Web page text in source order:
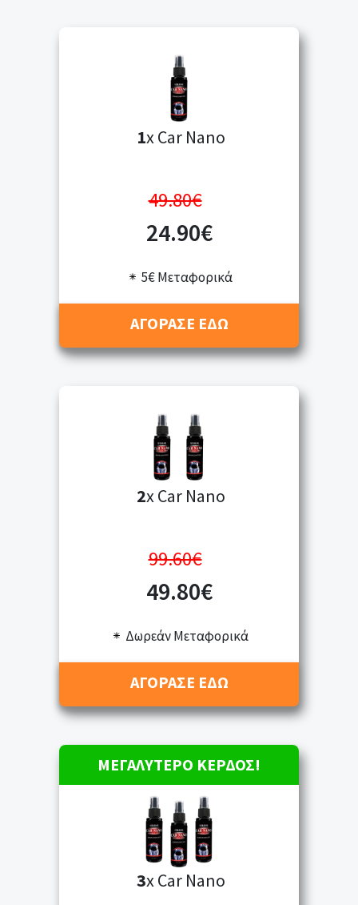
1x Car Nano
49.80€
24.90€
5€ Μεταφορικά
ΑΓΟΡΑΣΕ ΕΔΩ
2x Car Nano
99.60€
49.80€
Δωρεάν Μεταφορικά
ΑΓΟΡΑΣΕ ΕΔΩ
ΜΕΓΑΛΥΤΕΡΟ ΚΕΡΔΟΣ!
3x Car Nano